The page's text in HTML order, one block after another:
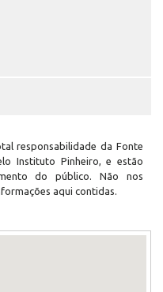
responsabilidade da Fonte
Instituto Pinheiro, e estão
do público. Não nos
aqui contidas.